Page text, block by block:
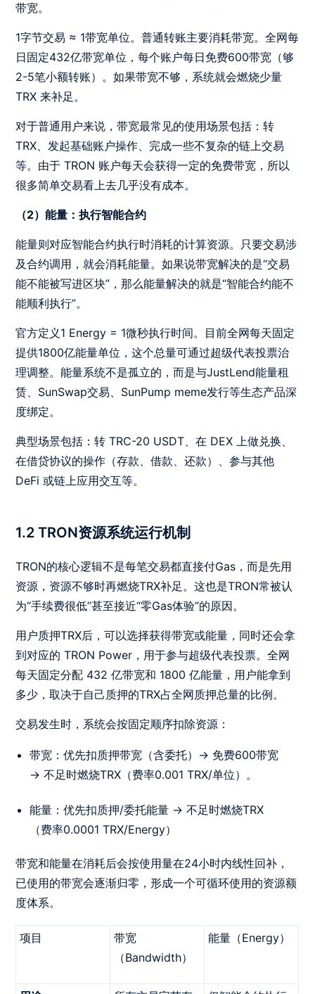
带宽。
1字节交易 ≈ 1带宽单位。普通转账主要消耗带宽。全网每
日固定432亿带宽单位，每个账户每日免费600带宽（够
2-5笔小额转账）。如果带宽不够，系统就会燃烧少量
TRX 来补足。
对于普通用户来说，带宽最常见的使用场景包括：转
TRX、发起基础账户操作、完成一些不复杂的链上交易
等。由于 TRON 账户每天会获得一定的免费带宽，所以
很多简单交易看上去几乎没有成本。
（2）能量：执行智能合约
能量则对应智能合约执行时消耗的计算资源。只要交易涉
及合约调用，就会消耗能量。如果说带宽解决的是“交易
能不能被写进区块”，那么能量解决的就是“智能合约能不
能顺利执行”。
官方定义1 Energy = 1微秒执行时间。目前全网每天固定
提供1800亿能量单位，这个总量可通过超级代表投票治
理调整。能量系统不是孤立的，而是与JustLend能量租
赁、SunSwap交易、SunPump meme发行等生态产品深
度绑定。
典型场景包括：转 TRC-20 USDT、在 DEX 上做兑换、
在借贷协议的操作（存款、借款、还款）、参与其他
DeFi 或链上应用交互等。
1.2 TRON资源系统运行机制
TRON的核心逻辑不是每笔交易都直接付Gas，而是先用
资源，资源不够时再燃烧TRX补足。这也是TRON常被认
为“手续费很低”甚至接近“零Gas体验”的原因。
用户质押TRX后，可以选择获得带宽或能量，同时还会拿
到对应的 TRON Power，用于参与超级代表投票。全网
每天固定分配 432 亿带宽和 1800 亿能量，用户能拿到
多少，取决于自己质押的TRX占全网质押总量的比例。
交易发生时，系统会按固定顺序扣除资源：
带宽：优先扣质押带宽（含委托）→ 免费600带宽
→ 不足时燃烧TRX（费率0.001 TRX/单位）。
能量：优先扣质押/委托能量 → 不足时燃烧TRX
（费率0.0001 TRX/Energy）
带宽和能量在消耗后会按使用量在24小时内线性回补，
已使用的带宽会逐渐归零，形成一个可循环使用的资源额
度体系。
项目
带宽
（Bandwidth）
能量（Energy）